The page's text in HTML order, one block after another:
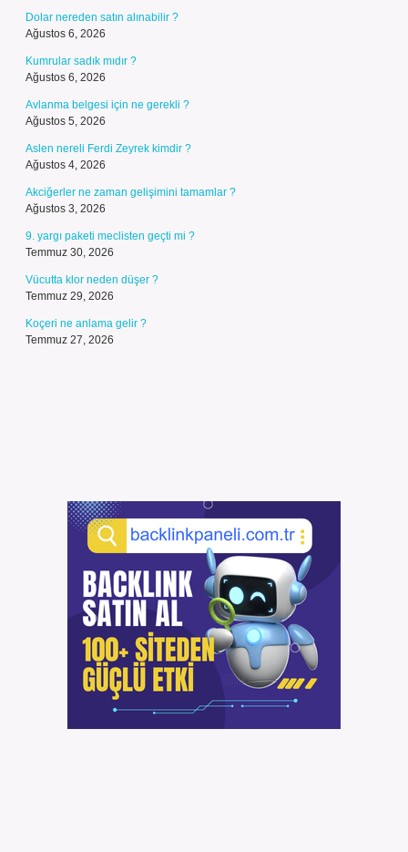
Dolar nereden satın alınabilir ?
Ağustos 6, 2026
Kumrular sadık mıdır ?
Ağustos 6, 2026
Avlanma belgesi için ne gerekli ?
Ağustos 5, 2026
Aslen nereli Ferdi Zeyrek kimdir ?
Ağustos 4, 2026
Akciğerler ne zaman gelişimini tamamlar ?
Ağustos 3, 2026
9. yargı paketi meclisten geçti mi ?
Temmuz 30, 2026
Vücutta klor neden düşer ?
Temmuz 29, 2026
Koçeri ne anlama gelir ?
Temmuz 27, 2026